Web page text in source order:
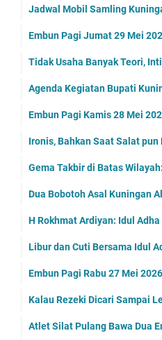
Jadwal Mobil Samling
Embun Pagi Jumat 29 Mei
Tidak Usaha Banyak Teori,
Agenda Kegiatan Bupati
Embun Pagi Kamis 28 Mei
Ironis, Bahkan Saat Salat
Gema Takbir di Batas
Dua Bobotoh Asal Kuningan
H Rokhmat Ardiyan: Idul
Libur dan Cuti Bersama Idul
Embun Pagi Rabu 27 Mei
Kalau Rezeki Dicari Sampai
Atlet Silat Pulang Bawa Dua